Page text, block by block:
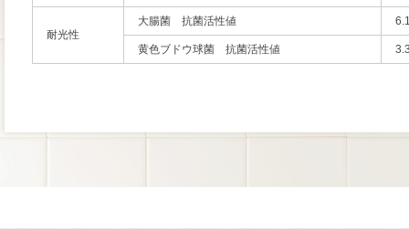
耐光性
大腸菌 抗菌活性値
黄色ブドウ球菌 抗菌活性値